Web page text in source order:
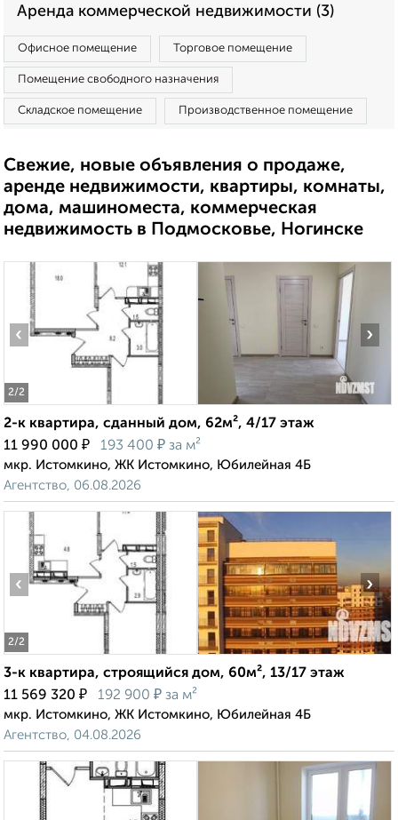
Аренда коммерческой недвижимости (3)
Офисное помещение Торговое помещение
Помещение свободного назначения
Складское помещение Производственное помещение
Свежие, новые объявления о продаже,
аренде недвижимости, квартиры, комнаты,
дома, машиноместа, коммерческая
недвижимость в Подмосковье, Ногинске
2/2
‹ ›
2-к квартира, сданный дом, 62м², 4/17 этаж
11 990 000 ₽ 193 400 ₽ за м²
мкр. Истомкино, ЖК Истомкино, Юбилейная 4Б
Агентство, 06.08.2026
2/2
‹ ›
3-к квартира, строящийся дом, 60м², 13/17 этаж
11 569 320 ₽ 192 900 ₽ за м²
мкр. Истомкино, ЖК Истомкино, Юбилейная 4Б
Агентство, 04.08.2026